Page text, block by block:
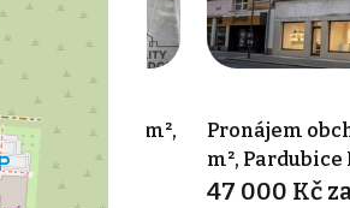
prostoru 43 m²,
Pronájem
m², Pardubice
47 000 Kč